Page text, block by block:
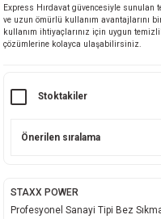
Express Hırdavat güvencesiyle sunulan
ve uzun ömürlü kullanım avantajlarını
kullanım ihtiyaçlarınız için uygun
çözümlerine kolayca ulaşabilirsiniz.
Stoktakiler
STAXX POWER
Profesyonel Sanayi Tipi Bez